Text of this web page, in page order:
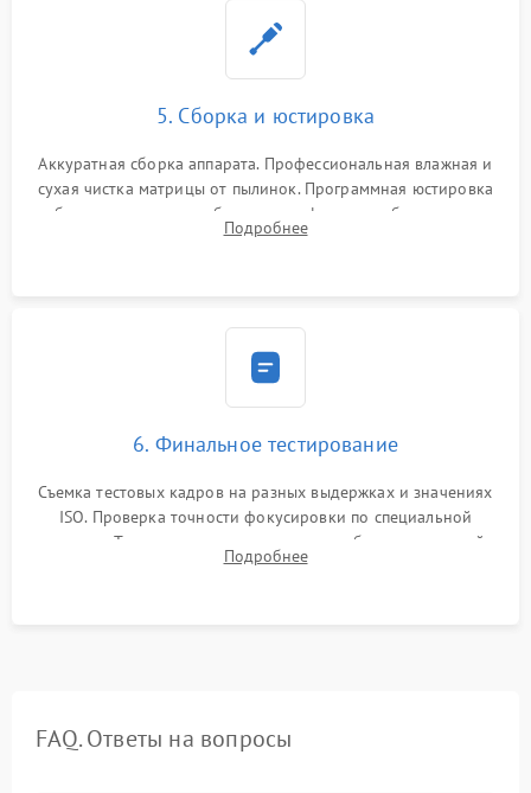
5. Сборка и юстировка
Аккуратная сборка аппарата. Профессиональная влажная и
сухая чистка матрицы от пылинок. Программная юстировка
рабочего отрезка, калибровка автофокуса, стабилизатора и
экспозамера с помощью сервисного ПО.
Подробнее
6. Финальное тестирование
Съемка тестовых кадров на разных выдержках и значениях
ISO. Проверка точности фокусировки по специальной
мишени. Тест записи на карту памяти, работы встроенной
вспышки, микрофона и всех кнопок управления.
Подробнее
FAQ. Ответы на вопросы